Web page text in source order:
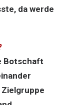
da werde
Botschaft